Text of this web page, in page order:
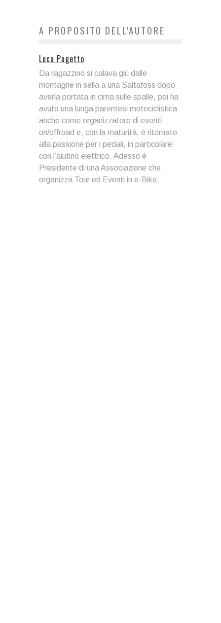
A PROPOSITO DELL'AUTORE
Luca Pagetto
Da ragazzino si calava giù dalle
montagne in sella a una Saltafoss dopo
averla portata in cima sulle spalle, poi ha
avuto una lunga parentesi motociclistica
anche come organizzatore di eventi
on/offroad e, con la maturità, è ritornato
alla passione per i pedali, in particolare
con l’aiutino elettrico. Adesso è
Presidente di una Associazione che
organizza Tour ed Eventi in e-Bike.